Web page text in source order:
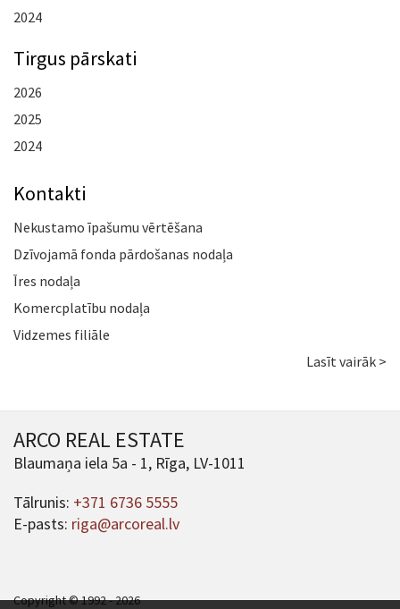
2024
Tirgus pārskati
2026
2025
2024
Kontakti
Nekustamo īpašumu vērtēšana
Dzīvojamā fonda pārdošanas nodaļa
Īres nodaļa
Komercplatību nodaļa
Vidzemes filiāle
Lasīt vairāk >
ARCO REAL ESTATE
Blaumaņa iela 5a - 1, Rīga, LV-1011
Tālrunis: +371 6736 5555
E-pasts: riga@arcoreal.lv
Copyright © 1992 - 2026